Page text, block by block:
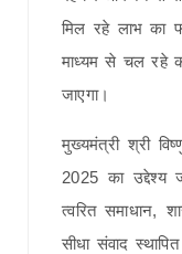
मिल रहे लाभ का
माध्यम से चल रहे
जाएगा।
मुख्यमंत्री श्री
2025 का उद्देश्य
त्वरित समाधान,
सीधा संवाद